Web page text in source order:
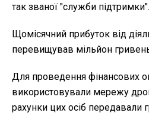
так званої "служби підтримки".
Щомісячний прибуток від
перевищував мільйон
Для проведення фінансових
використовували мережу
рахунки цих осіб передавали